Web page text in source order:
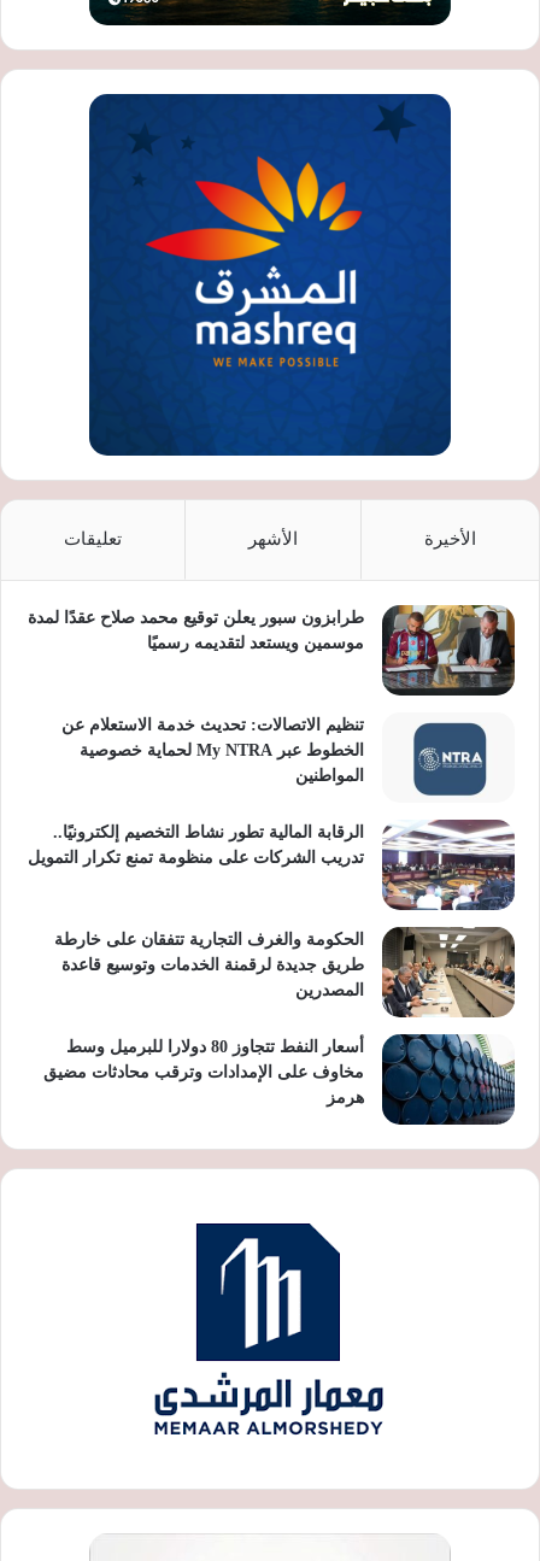
الأخيرة الأشهر تعليقات
طرابزون سبور يعلن توقيع محمد صلاح عقدًا لمدة
موسمين ويستعد لتقديمه رسميًا
تنظيم الاتصالات: تحديث خدمة الاستعلام عن
الخطوط عبر My NTRA لحماية خصوصية
المواطنين
الرقابة المالية تطور نشاط التخصيم إلكترونيًا..
تدريب الشركات على منظومة تمنع تكرار التمويل
الحكومة والغرف التجارية تتفقان على خارطة
طريق جديدة لرقمنة الخدمات وتوسيع قاعدة
المصدرين
أسعار النفط تتجاوز 80 دولارا للبرميل وسط
مخاوف على الإمدادات وترقب محادثات مضيق
هرمز